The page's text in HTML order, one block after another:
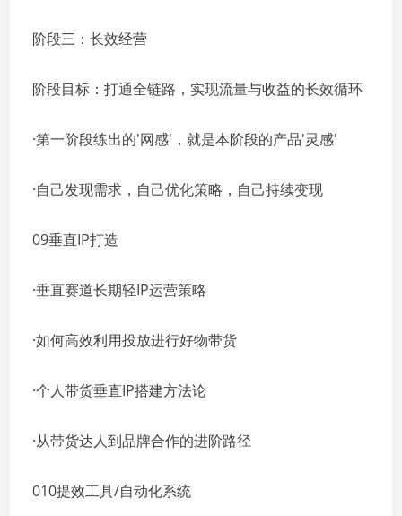
阶段三：长效经营
阶段目标：打通全链路，实现流量与收益的长效循环
·第一阶段练出的'网感'，就是本阶段的产品'灵感'
·自己发现需求，自己优化策略，自己持续变现
09垂直IP打造
·垂直赛道长期轻IP运营策略
·如何高效利用投放进行好物带货
·个人带货垂直IP搭建方法论
·从带货达人到品牌合作的进阶路径
010提效工具/自动化系统